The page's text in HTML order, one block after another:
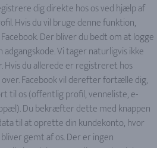
dig direkte hos os ved hjælp af
Hvis du vil bruge denne funktion,
Der bliver du bedt om at logge
Vi tager naturligvis ikke
Hvis du allerede er registreret hos
Facebook vil derefter fortælle dig,
til os (offentlig profil, venneliste, e-
Du bekræfter dette med knappen
til at oprette din kundekonto, hvor
gemt af os. Der er ingen